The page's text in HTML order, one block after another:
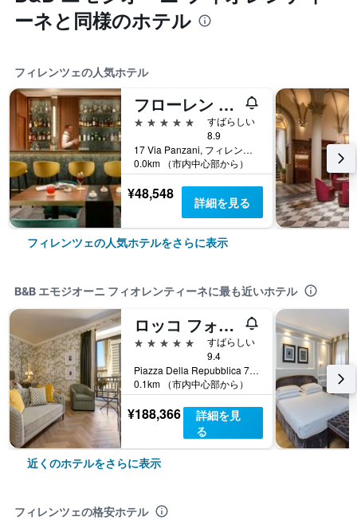
ーネと同様のホテル
フィレンツェの人気ホテル
フローレン オテル
5つ星
すばらしい
8.9
17 Via Panzani, フィレンツェ, トスカーナ州, イタリア
0.0km （市内中心部から）
¥48,548 詳細を見る
フィレンツェの人気ホテルをさらに表示
B&B エモジオーニ フィオレンティーネに最も近いホテル
ロッコ フォルテ ホテル サボイ
5つ星
すばらしい
9.4
Piazza Della Repubblica 7, フィレンツェ, トスカーナ州, イタリア
0.1km （市内中心部から）
¥188,366
詳細を見
る
近くのホテルをさらに表示
フィレンツェの格安ホテル